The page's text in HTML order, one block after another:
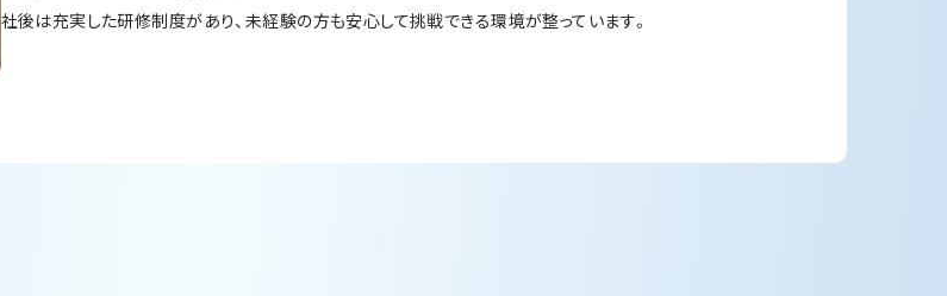
社後は充実した研修制度があり、未経験の方も安心して挑戦できる環境が整っています。